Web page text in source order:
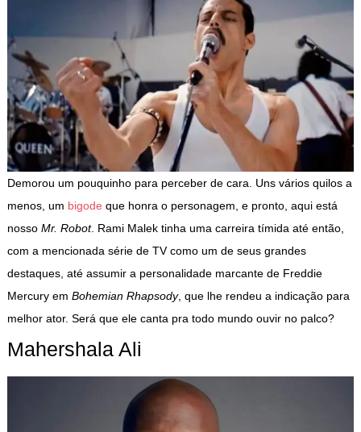
Demorou um pouquinho para perceber de cara. Uns vários quilos a
menos, um bigode que honra o personagem, e pronto, aqui está
nosso Mr. Robot. Rami Malek tinha uma carreira tímida até então,
com a mencionada série de TV como um de seus grandes
destaques, até assumir a personalidade marcante de Freddie
Mercury em Bohemian Rhapsody, que lhe rendeu a indicação para
melhor ator. Será que ele canta pra todo mundo ouvir no palco?
Mahershala Ali